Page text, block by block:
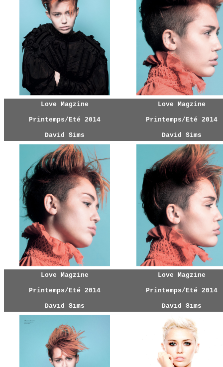
Love Magzine
Printemps/Eté 2014
David Sims
Love Magzine
Printemps/Eté 2014
David Sims
Love Magzine
Printemps/Eté 2014
David Sims
Love Magzine
Printemps/Eté 2014
David Sims